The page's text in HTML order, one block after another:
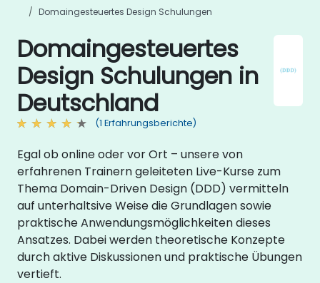
Domaingesteuertes Design Schulungen
Domaingesteuertes
Design Schulungen in
Deutschland
(1 Erfahrungsberichte)
Egal ob online oder vor Ort – unsere von
erfahrenen Trainern geleiteten Live-Kurse zum
Thema Domain-Driven Design (DDD) vermitteln
auf unterhaltsive Weise die Grundlagen sowie
praktische Anwendungsmöglichkeiten dieses
Ansatzes. Dabei werden theoretische Konzepte
durch aktive Diskussionen und praktische Übungen
vertieft.